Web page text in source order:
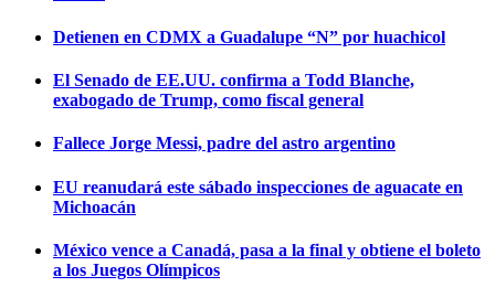
Detienen en CDMX a Guadalupe “N” por huachicol
El Senado de EE.UU. confirma a Todd Blanche,
exabogado de Trump, como fiscal general
Fallece Jorge Messi, padre del astro argentino
EU reanudará este sábado inspecciones de aguacate en
Michoacán
México vence a Canadá, pasa a la final y obtiene el boleto
a los Juegos Olímpicos